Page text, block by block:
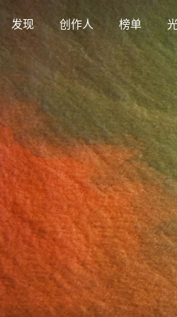
发现 创作人 榜单